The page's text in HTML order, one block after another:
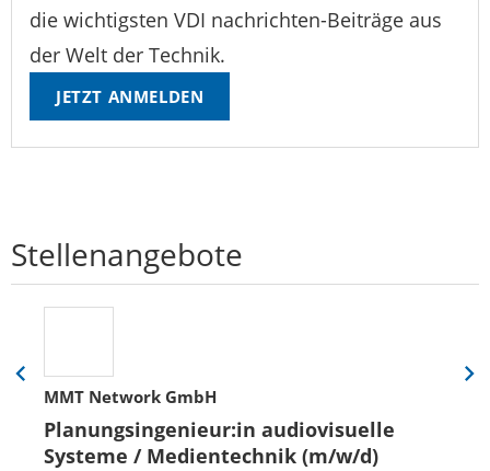
die wichtigsten VDI nachrichten-Beiträge aus
der Welt der Technik.
JETZT ANMELDEN
Stellenangebote
MMT Network GmbH
Planungsingenieur:in audiovisuelle
Systeme / Medientechnik (m/w/d)
Eine
Folie
zurück
Eine